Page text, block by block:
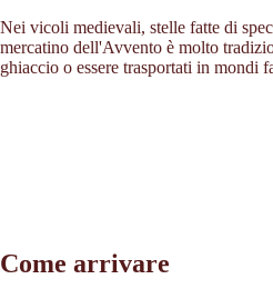
Nei vicoli medievali, stelle fatte di
mercatino dell'Avvento è molto
ghiaccio o essere trasportati in mondi
Come arrivare
©tiris2026
OpenStreetMap contributors 2026